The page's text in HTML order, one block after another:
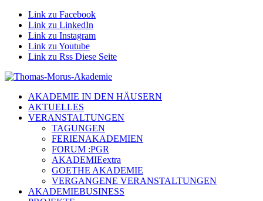
Link zu Facebook
Link zu LinkedIn
Link zu Instagram
Link zu Youtube
Link zu Rss Diese Seite
AKADEMIE IN DEN HÄUSERN
AKTUELLES
VERANSTALTUNGEN
TAGUNGEN
FERIENAKADEMIEN
FORUM :PGR
AKADEMIEextra
GOETHE AKADEMIE
VERGANGENE VERANSTALTUNGEN
AKADEMIEBUSINESS